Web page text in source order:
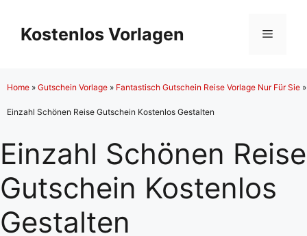
Inhalt
springen
Kostenlos Vorlagen Menü
Home » Gutschein Vorlage » Fantastisch Gutschein Reise Vorlage Nur Für Sie »
Einzahl Schönen Reise Gutschein Kostenlos Gestalten
Einzahl Schönen Reise
Gutschein Kostenlos
Gestalten